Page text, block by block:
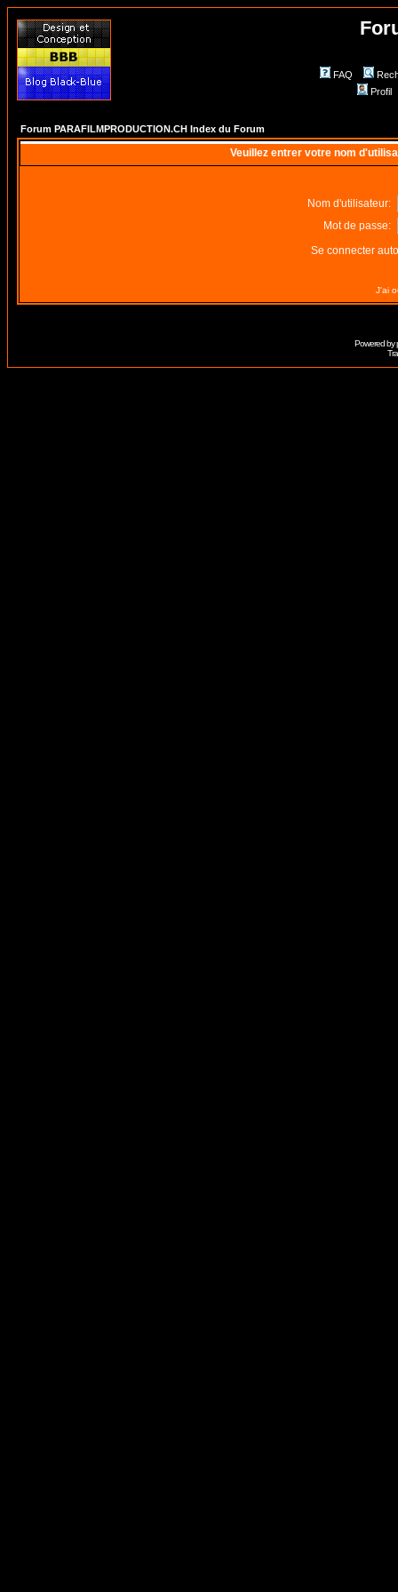
FAQ
Profil
Forum PARAFILMPRODUCTION.CH Index du Forum
Veuillez entrer votre nom
Nom d'utilisateur:
Mot de passe:
Se connecter
J'ai
Powered by